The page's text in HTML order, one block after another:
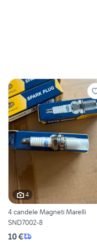
4
4 candele Magneti Marelli
SND7002-8
10 €